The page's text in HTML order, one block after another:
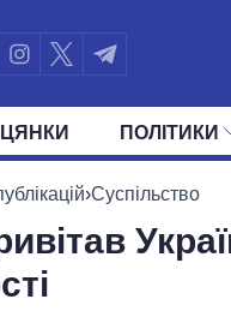
ПОЛIТИКИ
ПОЛІТИКИ ПРЕЗИДЕНТ І ОФІС
›Суспільство